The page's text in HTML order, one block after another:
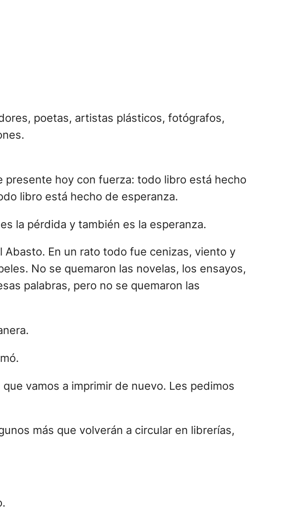
poetas, artistas plásticos, fotógrafos,
presente hoy con fuerza: todo libro está hecho
libro está hecho de esperanza.
la pérdida y también es la esperanza.
En un rato todo fue cenizas, viento y
No se quemaron las novelas, los ensayos,
palabras, pero no se quemaron las
vamos a imprimir de nuevo. Les pedimos
más que volverán a circular en librerías,